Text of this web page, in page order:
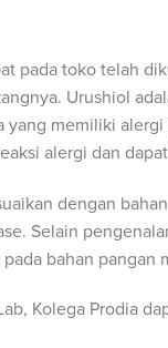
pada toko telah
Urushiol
yang memiliki
alergi dan
dengan
Selain
bahan pangan
Kolega Prodia